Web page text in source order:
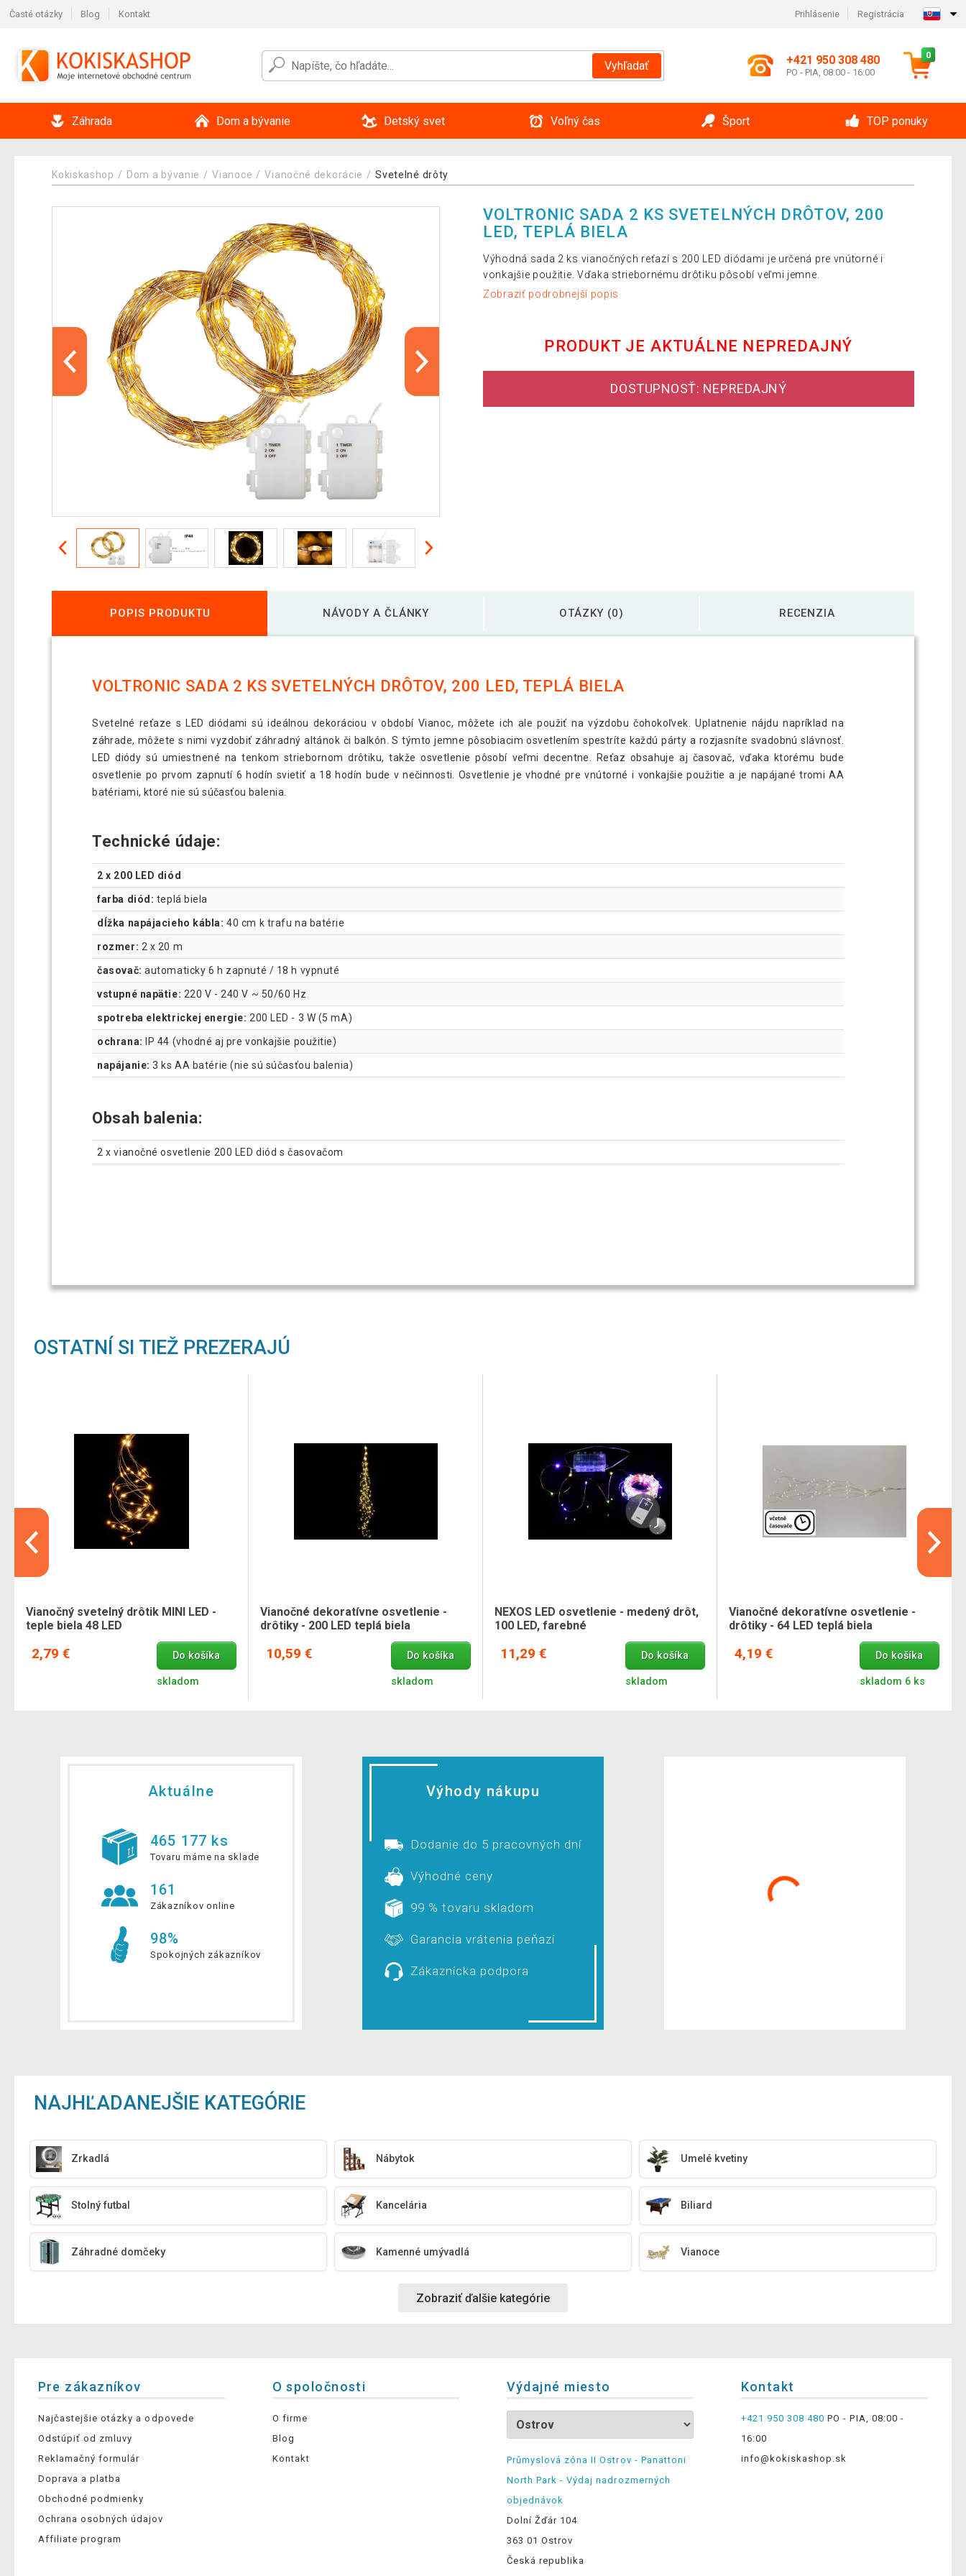
Časté otázky Blog Kontakt Prihlásenie Registrácia
Vyhľadať +421 950 308 480
PO - PIA, 08:00 - 16:00
0
Záhrada Dom a bývanie Detský svet Voľný čas Šport TOP ponuky
Kokiskashop Dom a bývanie Vianoce Vianočné dekorácie Svetelné drôty
VOLTRONIC SADA 2 KS SVETELNÝCH DRÔTOV, 200
LED, TEPLÁ BIELA
Výhodná sada 2 ks vianočných reťazí s 200 LED diódami je určená pre vnútorné i
vonkajšie použitie. Vďaka striebornému drôtiku pôsobí veľmi jemne.
Zobraziť podrobnejší popis
PRODUKT JE AKTUÁLNE NEPREDAJNÝ
DOSTUPNOSŤ: NEPREDAJNÝ
POPIS PRODUKTU NÁVODY A ČLÁNKY OTÁZKY (0) RECENZIA
VOLTRONIC SADA 2 KS SVETELNÝCH DRÔTOV, 200 LED, TEPLÁ BIELA
Svetelné reťaze s LED diódami sú ideálnou dekoráciou v období Vianoc, môžete ich ale použiť na výzdobu čohokoľvek. Uplatnenie nájdu napríklad na
záhrade, môžete s nimi vyzdobiť záhradný altánok či balkón. S týmto jemne pôsobiacim osvetlením spestríte každú párty a rozjasníte svadobnú slávnosť.
LED diódy sú umiestnené na tenkom striebornom drôtiku, takže osvetlenie pôsobí veľmi decentne. Reťaz obsahuje aj časovač, vďaka ktorému bude
osvetlenie po prvom zapnutí 6 hodín svietiť a 18 hodín bude v nečinnosti. Osvetlenie je vhodné pre vnútorné i vonkajšie použitie a je napájané tromi AA
batériami, ktoré nie sú súčasťou balenia.
Technické údaje:
2 x 200 LED diód
farba diód: teplá biela
dĺžka napájacieho kábla: 40 cm k trafu na batérie
rozmer: 2 x 20 m
časovač: automaticky 6 h zapnuté / 18 h vypnuté
vstupné napätie: 220 V - 240 V ~ 50/60 Hz
spotreba elektrickej energie: 200 LED - 3 W (5 mA)
ochrana: IP 44 (vhodné aj pre vonkajšie použitie)
napájanie: 3 ks AA batérie (nie sú súčasťou balenia)
Obsah balenia:
2 x vianočné osvetlenie 200 LED diód s časovačom
OSTATNÍ SI TIEŽ PREZERAJÚ
Vianočný svetelný drôtik MINI LED -
teple biela 48 LED
2,79 € Do košíka
skladom
Vianočné dekoratívne osvetlenie -
drôtiky - 200 LED teplá biela
10,59 € Do košíka
skladom
NEXOS LED osvetlenie - medený drôt,
100 LED, farebné
11,29 € Do košíka
skladom
Vianočné dekoratívne osvetlenie -
drôtiky - 64 LED teplá biela
4,19 € Do košíka
skladom 6 ks
Aktuálne
465 177 ks
Tovaru máme na sklade
161
Zákazníkov online
98%
Spokojných zákazníkov
Výhody nákupu
Dodanie do 5 pracovných dní
Výhodné ceny
99 % tovaru skladom
Garancia vrátenia peňazí
Zákaznícka podpora
NAJHĽADANEJŠIE KATEGÓRIE
Zrkadlá Nábytok Umelé kvetiny
Stolný futbal Kancelária Biliard
Záhradné domčeky Kamenné umývadlá Vianoce
Zobraziť ďalšie kategórie
Pre zákazníkov
Najčastejšie otázky a odpovede
Odstúpiť od zmluvy
Reklamačný formulár
Doprava a platba
Obchodné podmienky
Ochrana osobných údajov
Affiliate program
O spoločnosti
O firme
Blog
Kontakt
Výdajné miesto
Průmyslová zóna II Ostrov - Panattoni
North Park - Výdaj nadrozmerných
objednávok
Dolní Žďár 104
363 01 Ostrov
Česká republika
Kontakt
+421 950 308 480 PO - PIA, 08:00 -
16:00
info@kokiskashop.sk